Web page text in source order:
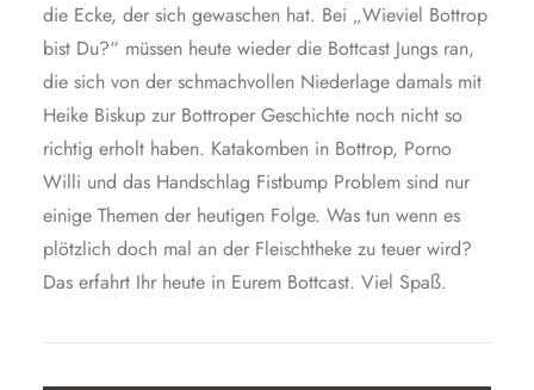
die Ecke, der sich gewaschen hat. Bei „Wieviel Bottrop
bist Du?“ müssen heute wieder die Bottcast Jungs ran,
die sich von der schmachvollen Niederlage damals mit
Heike Biskup zur Bottroper Geschichte noch nicht so
richtig erholt haben. Katakomben in Bottrop, Porno
Willi und das Handschlag Fistbump Problem sind nur
einige Themen der heutigen Folge. Was tun wenn es
plötzlich doch mal an der Fleischtheke zu teuer wird?
Das erfahrt Ihr heute in Eurem Bottcast. Viel Spaß.